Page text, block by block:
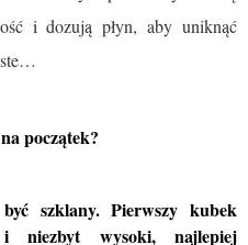
i dozują płyn, aby uniknąć
początek?
szklany. Pierwszy kubek
niezbyt wysoki, najlepiej